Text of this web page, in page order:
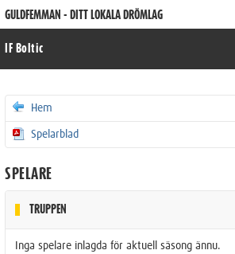
GULDFEMMAN - DITT LOKALA DRÖMLAG
IF Boltic
Hem
Spelarblad
SPELARE
TRUPPEN
Inga spelare inlagda för aktuell säsong ännu.